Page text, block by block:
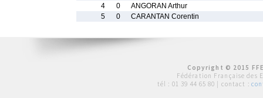
4
0
ANGORAN Arthur
5
0 CARANTAN Corentin
Copyright © 2015
Fédération Française des
tél : 01 39 44 65 80 | contact :